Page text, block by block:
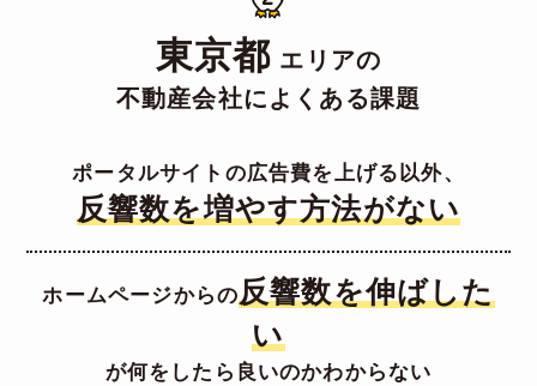
東京都 エリアの
不動産会社によくある課題
ポータルサイトの広告費を上げる以外、
反響数を増やす方法がない
ホームページからの反響数を伸ばした
い
が何をしたら良いのかわからない